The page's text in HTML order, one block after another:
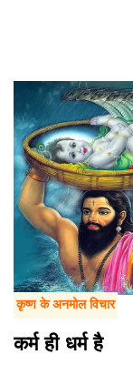
कृष्ण के अनमोल विचार
कर्म ही धर्म है